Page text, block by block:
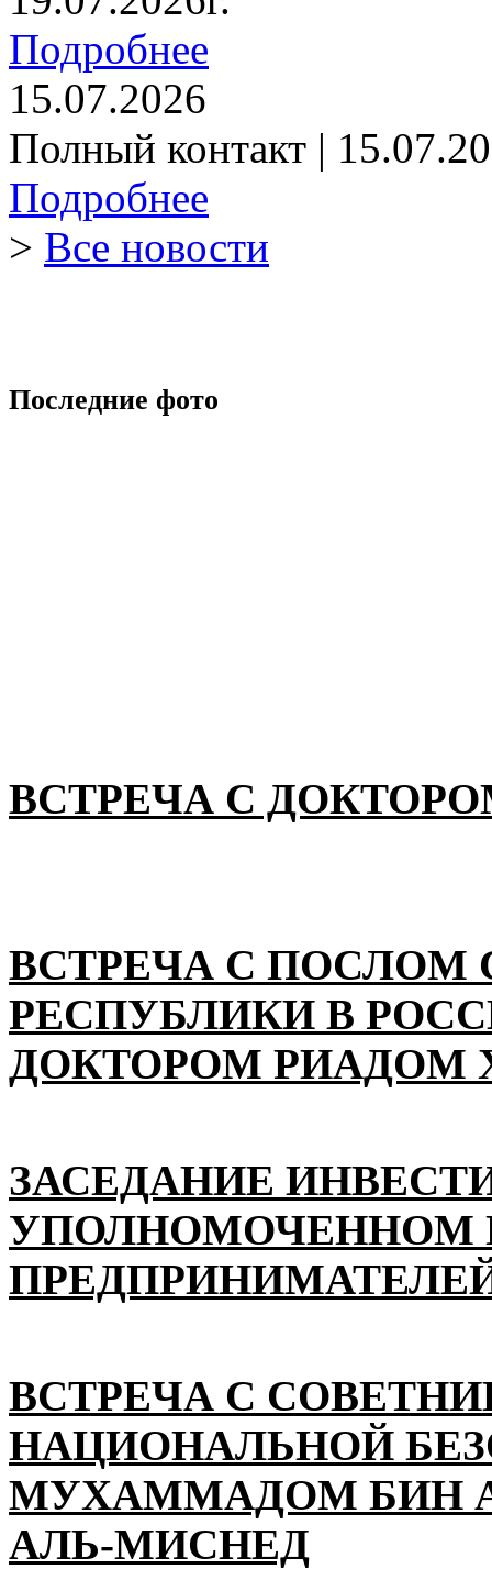
Подробнее
15.07.2026
Полный контакт |
Подробнее
> Все новости
Последние фото
ВСТРЕЧА С
ВСТРЕЧА С ПОСЛОМ
РЕСПУБЛИКИ В
ДОКТОРОМ РИАДОМ
ЗАСЕДАНИЕ
УПОЛНОМОЧЕННОМ
ВСТРЕЧА С
НАЦИОНАЛЬНОЙ
МУХАММАДОМ БИН
АЛЬ-МИСНЕД